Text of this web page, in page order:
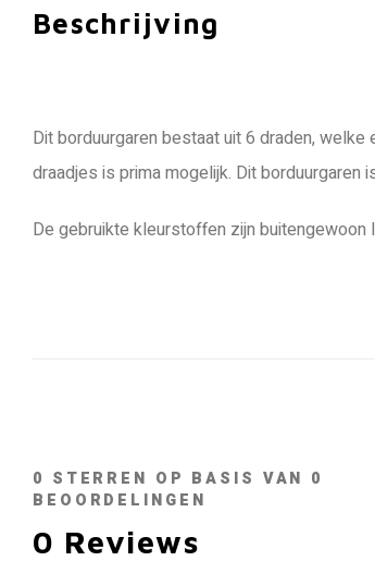
Beschrijving
Dit borduurgaren bestaat uit 6 draden,
draadjes is prima mogelijk. Dit
De gebruikte kleurstoffen zijn buitengewoon
0 STERREN OP BASIS VAN 0
BEOORDELINGEN
0 Reviews